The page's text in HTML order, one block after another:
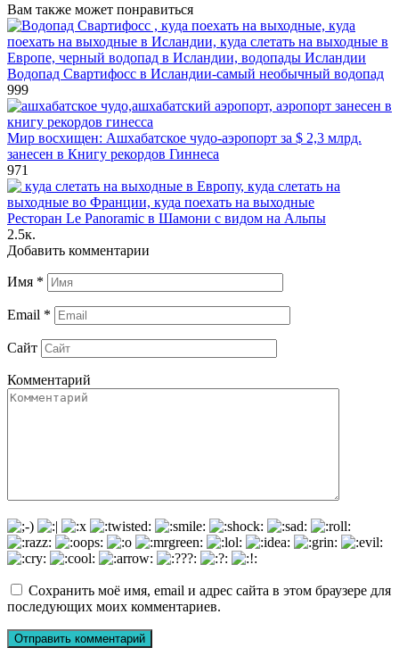
Вам также может понравиться
Водопад Свартифосс в Исландии-самый необычный водопад
999
Мир восхищен: Ашхабатское чудо-аэропорт за $ 2,3 млрд.
занесен в Книгу рекордов Гиннеса
971
Ресторан Le Panoramic в Шамони с видом на Альпы
2.5к.
Добавить комментарии
Имя *
Email *
Сайт
Комментарий
Сохранить моё имя, email и адрес сайта в этом браузере для
последующих моих комментариев.